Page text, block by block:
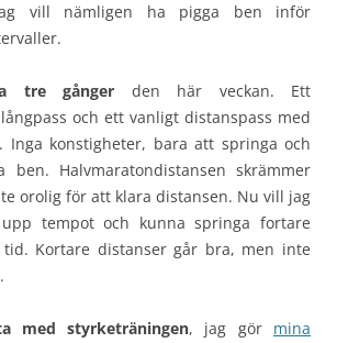
vill nämligen ha pigga ben inför
tre gånger den här veckan. Ett
och ett vanligt distanspass med
Inga konstigheter, bara att springa och
ben. Halvmaratondistansen skrämmer
orolig för att klara distansen. Nu vill jag
tempot och kunna springa fortare
Kortare distanser går bra, men inte
med styrketräningen, jag gör mina